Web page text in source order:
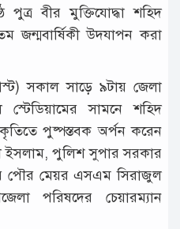
বীর মুক্তিযোদ্ধা শহিদ
জন্মবার্ষিকী উদযাপন করা
সকাল সাড়ে ৯টায় জেলা
স্টেডিয়ামের সামনে শহিদ
পুষ্পস্তবক অর্পন করেন
ইসলাম, পুলিশ সুপার সরকার
পৌর মেয়র এসএম সিরাজুল
পরিষদের চেয়ারম্যান